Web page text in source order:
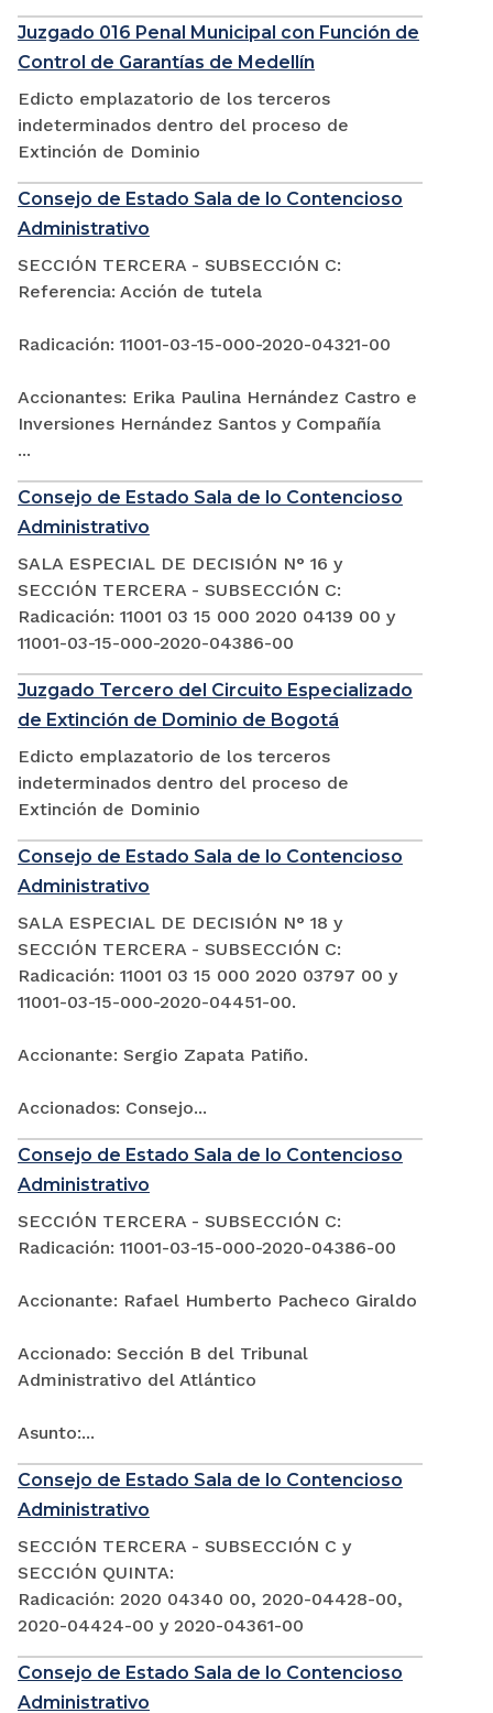
Juzgado 016 Penal Municipal con Función de
Control de Garantías de Medellín
Edicto emplazatorio de los terceros
indeterminados dentro del proceso de
Extinción de Dominio
Consejo de Estado Sala de lo Contencioso
Administrativo
SECCIÓN TERCERA - SUBSECCIÓN C:
Referencia: Acción de tutela
Radicación: 11001-03-15-000-2020-04321-00
Accionantes: Erika Paulina Hernández Castro e
Inversiones Hernández Santos y Compañía
...
Consejo de Estado Sala de lo Contencioso
Administrativo
SALA ESPECIAL DE DECISIÓN N° 16 y
SECCIÓN TERCERA - SUBSECCIÓN C:
Radicación: 11001 03 15 000 2020 04139 00 y
11001-03-15-000-2020-04386-00
Juzgado Tercero del Circuito Especializado
de Extinción de Dominio de Bogotá
Edicto emplazatorio de los terceros
indeterminados dentro del proceso de
Extinción de Dominio
Consejo de Estado Sala de lo Contencioso
Administrativo
SALA ESPECIAL DE DECISIÓN N° 18 y
SECCIÓN TERCERA - SUBSECCIÓN C:
Radicación: 11001 03 15 000 2020 03797 00 y
11001-03-15-000-2020-04451-00.
Accionante: Sergio Zapata Patiño.
Accionados: Consejo...
Consejo de Estado Sala de lo Contencioso
Administrativo
SECCIÓN TERCERA - SUBSECCIÓN C:
Radicación: 11001-03-15-000-2020-04386-00
Accionante: Rafael Humberto Pacheco Giraldo
Accionado: Sección B del Tribunal
Administrativo del Atlántico
Asunto:...
Consejo de Estado Sala de lo Contencioso
Administrativo
SECCIÓN TERCERA - SUBSECCIÓN C y
SECCIÓN QUINTA:
Radicación: 2020 04340 00, 2020-04428-00,
2020-04424-00 y 2020-04361-00
Consejo de Estado Sala de lo Contencioso
Administrativo